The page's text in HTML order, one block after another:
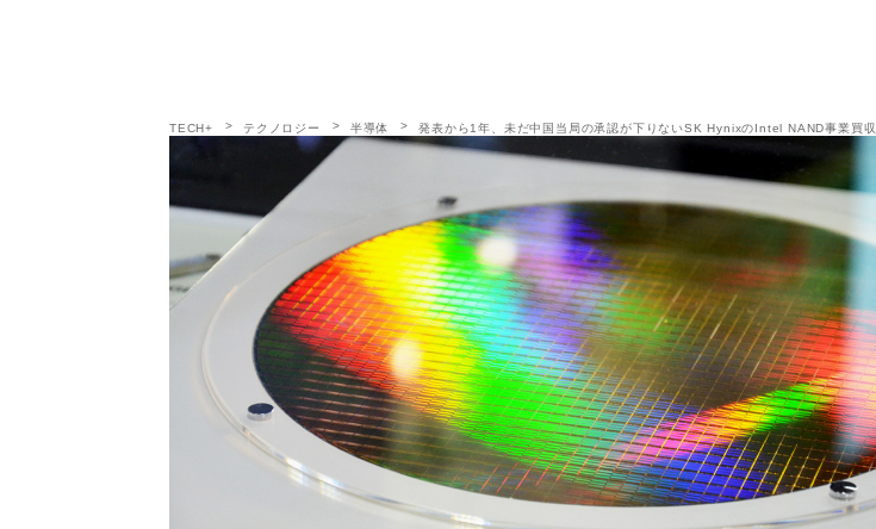
TECH+ テクノロジー 半導体 発表から1年、未だ中国当局の承認が下りないSK HynixのIntel NAND事業買収